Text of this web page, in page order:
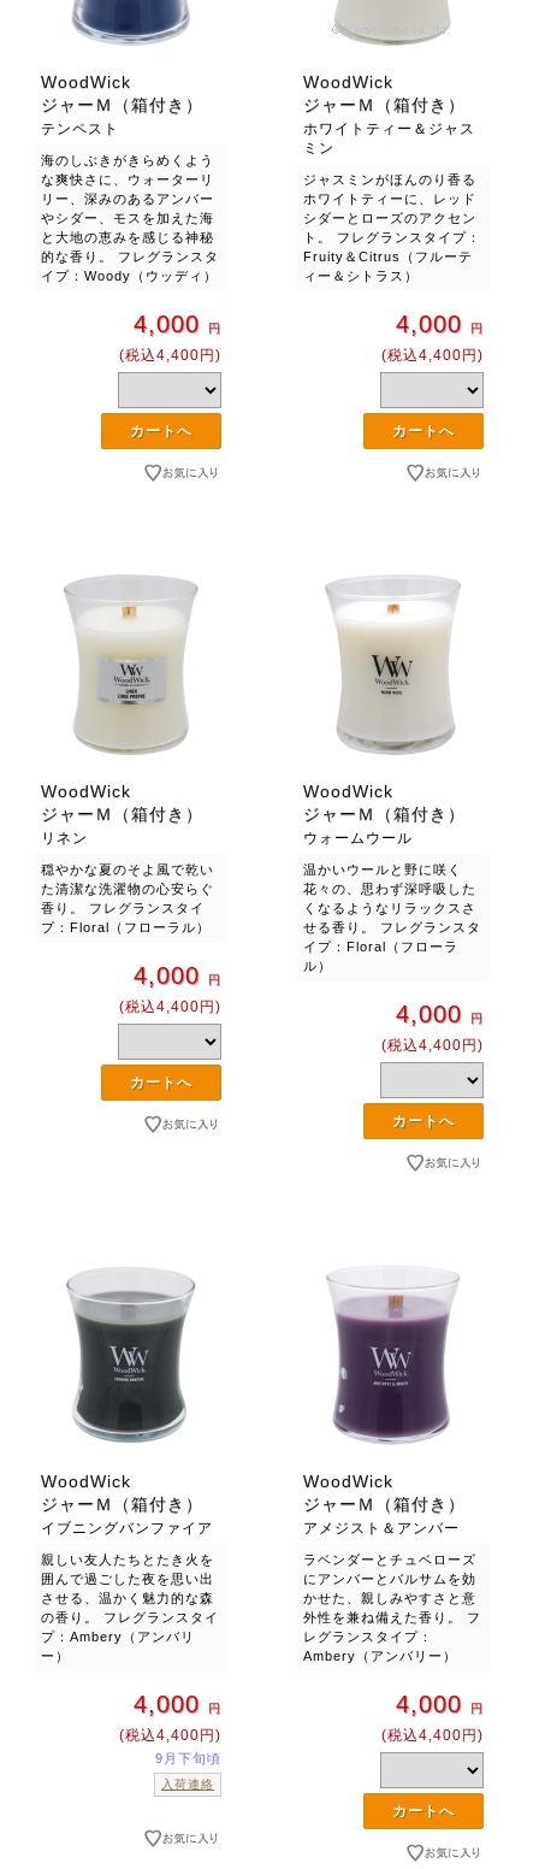
WoodWick
ジャーＭ（箱付き）
テンペスト
海のしぶきがきらめくよう
な爽快さに、ウォーターリ
リー、深みのあるアンバー
やシダー、モスを加えた海
と大地の恵みを感じる神秘
的な香り。 フレグランスタ
イプ：Woody（ウッディ）
4,000 円
(税込4,400円)
WoodWick
ジャーＭ（箱付き）
ホワイトティー＆ジャス
ミン
ジャスミンがほんのり香る
ホワイトティーに、レッド
シダーとローズのアクセン
ト。 フレグランスタイプ：
Fruity＆Citrus（フルーテ
ィー＆シトラス）
4,000 円
(税込4,400円)
WoodWick
ジャーＭ（箱付き）
リネン
穏やかな夏のそよ風で乾い
た清潔な洗濯物の心安らぐ
香り。 フレグランスタイ
プ：Floral（フローラル）
4,000 円
(税込4,400円)
WoodWick
ジャーＭ（箱付き）
ウォームウール
温かいウールと野に咲く
花々の、思わず深呼吸した
くなるようなリラックスさ
せる香り。 フレグランスタ
イプ：Floral（フローラ
ル）
4,000 円
(税込4,400円)
WoodWick
ジャーＭ（箱付き）
イブニングバンファイア
親しい友人たちとたき火を
囲んで過ごした夜を思い出
させる、温かく魅力的な森
の香り。 フレグランスタイ
プ：Ambery（アンバリ
ー）
4,000 円
(税込4,400円)
9月下旬頃
入荷連絡
WoodWick
ジャーＭ（箱付き）
アメジスト＆アンバー
ラベンダーとチュベローズ
にアンバーとバルサムを効
かせた、親しみやすさと意
外性を兼ね備えた香り。 フ
レグランスタイプ：
Ambery（アンバリー）
4,000 円
(税込4,400円)